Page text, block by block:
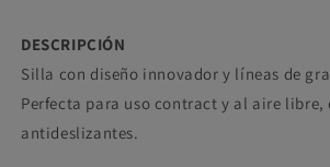
DESCRIPCIÓN
Silla con diseño innovador y líneas de
Perfecta para uso contract y al aire libre,
antideslizantes.